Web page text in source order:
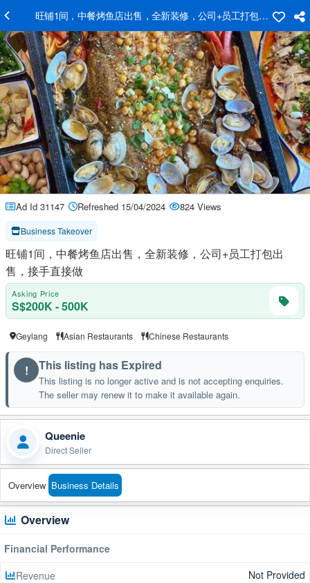
旺铺1间，中餐烤鱼店出售，全新装修，公司+员工打包出售，接手
Ad Id 31147 Refreshed 15/04/2024 824 Views
Business Takeover
旺铺1间，中餐烤鱼店出售，全新装修，公司+员工打包出
售，接手直接做
Asking Price
S$200K - 500K
Geylang Asian Restaurants Chinese Restaurants
! This listing has Expired
This listing is no longer active and is not accepting enquiries.
The seller may renew it to make it available again.
Queenie
Direct Seller
Overview Business Details
Overview
Financial Performance
Revenue
Not Provided